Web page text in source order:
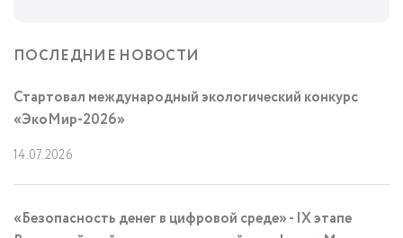
ПОСЛЕДНИЕ НОВОСТИ
Стартовал международный экологический конкурс
«ЭкоМир-2026»
14.07.2026
«Безопасность денег в цифровой среде» - IX этапе